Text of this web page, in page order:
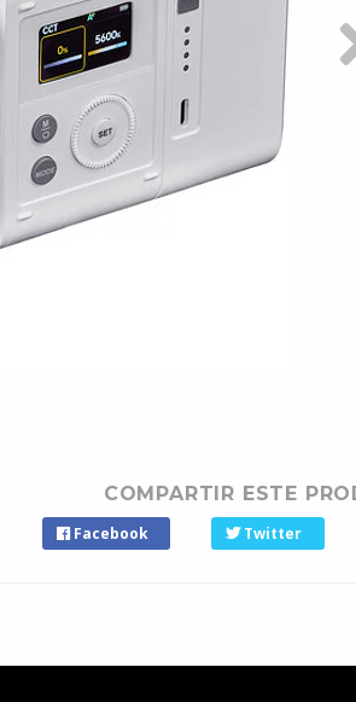
COMPARTIR ESTE
Facebook Twitter